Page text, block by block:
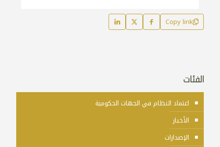
Copy link
الفئات
اعتماد النظام في الجهات الحكومية
الأخبار
الإصدارات